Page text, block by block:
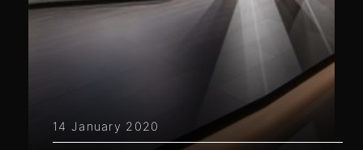
14 January 2020